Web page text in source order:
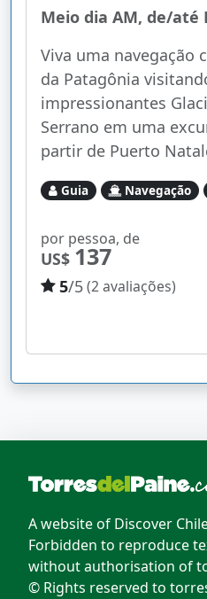
Meio dia AM, de/
Viva uma navegação
da Patagônia
impressionantes
Serrano em uma
partir de Puerto
Guia Navegação
por pessoa, de
US$ 137
5/5(2 avaliações)
A website of Discover
Forbidden to reproduce
without authorisation of
© Rights reserved to